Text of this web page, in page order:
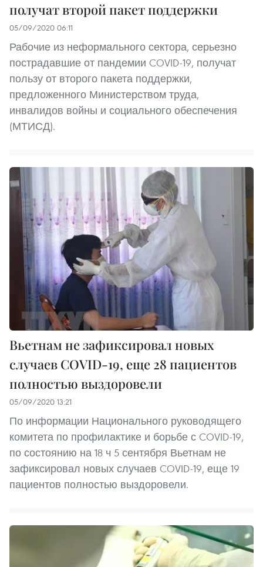
получат второй пакет поддержки
05/09/2020 06:11
Рабочие из неформального сектора, серьезно
пострадавшие от пандемии COVID-19, получат
пользу от второго пакета поддержки,
предложенного Министерством труда,
инвалидов войны и социального обеспечения
(МТИСД).
Вьетнам не зафиксировал новых
случаев COVID-19, еще 28 пациентов
полностью выздоровели
05/09/2020 13:21
По информации Национального руководящего
комитета по профилактике и борьбе с COVID-19,
по состоянию на 18 ч 5 сентября Вьетнам не
зафиксировал новых случаев COVID-19, еще 19
пациентов полностью выздоровели.